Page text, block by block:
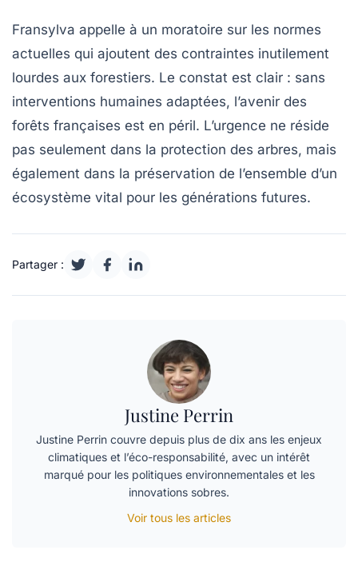
Fransylva appelle à un moratoire sur les normes
actuelles qui ajoutent des contraintes inutilement
lourdes aux forestiers. Le constat est clair : sans
interventions humaines adaptées, l’avenir des
forêts françaises est en péril. L’urgence ne réside
pas seulement dans la protection des arbres, mais
également dans la préservation de l’ensemble d’un
écosystème vital pour les générations futures.
Partager :
Justine Perrin
Justine Perrin couvre depuis plus de dix ans les enjeux
climatiques et l’éco-responsabilité, avec un intérêt
marqué pour les politiques environnementales et les
innovations sobres.
Voir tous les articles